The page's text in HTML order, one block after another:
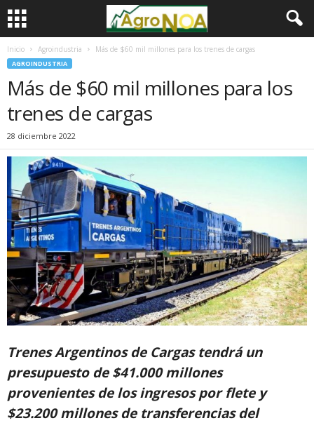
Inicio Agroindustria Más de $60 mil millones para los trenes de cargas
AGROINDUSTRIA
Más de $60 mil millones para los
trenes de cargas
28 diciembre 2022
Trenes Argentinos de Cargas tendrá un
presupuesto de $41.000 millones
provenientes de los ingresos por flete y
$23.200 millones de transferencias del